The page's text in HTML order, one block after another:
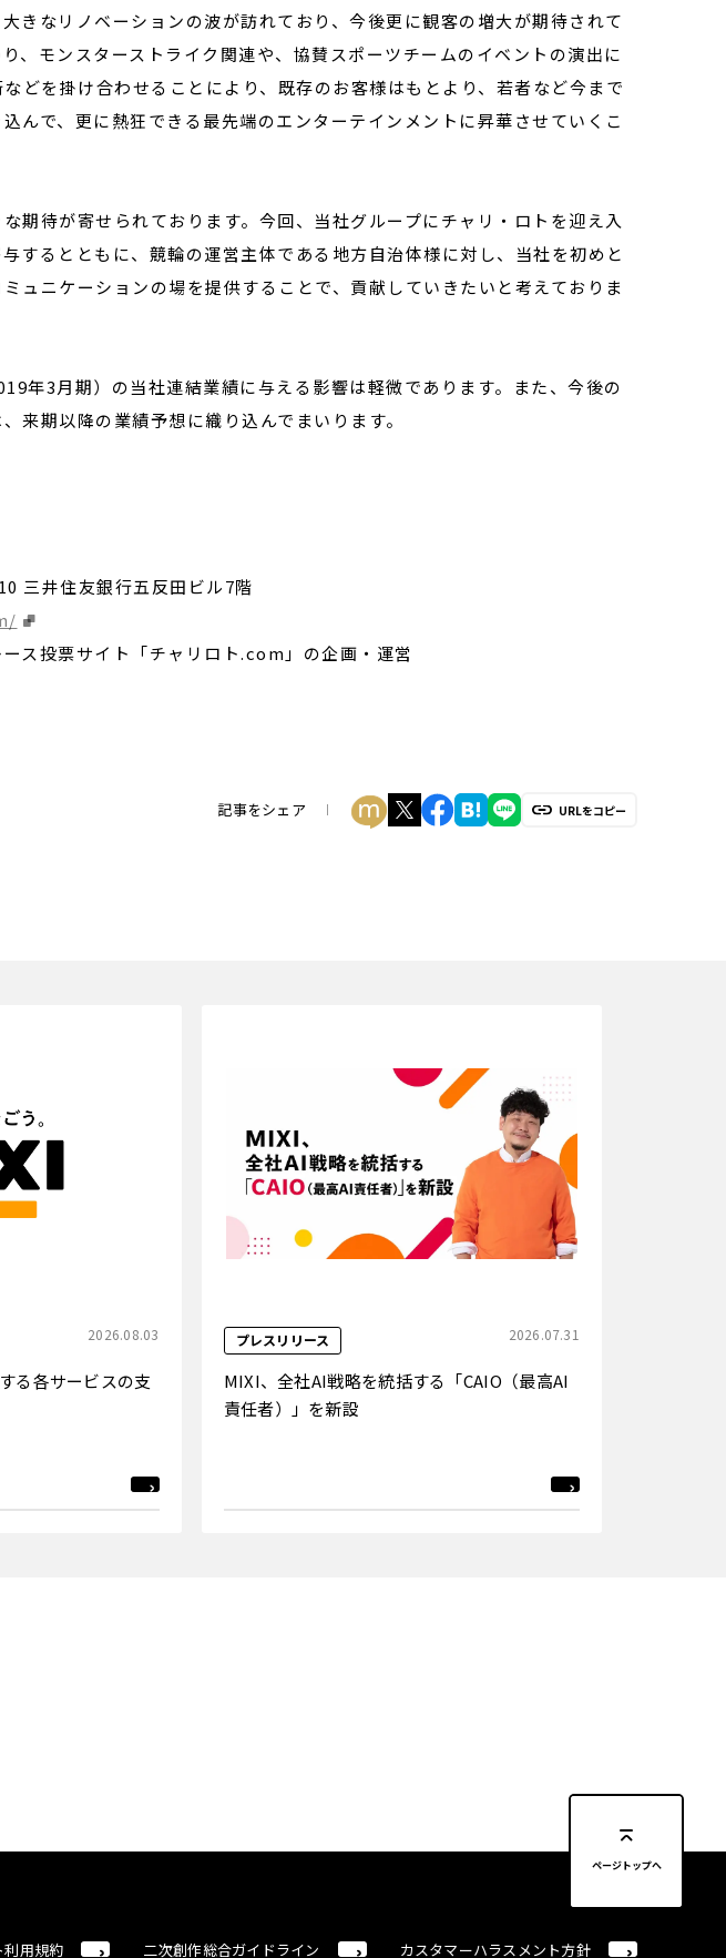
きなリノベーションの波が訪れており、今後更に観客の増大が期待されて
、モンスターストライク関連や、協賛スポーツチームのイベントの演出に
どを掛け合わせることにより、既存のお客様はもとより、若者など今まで
んで、更に熱狂できる最先端のエンターテインメントに昇華させていくこ
期待が寄せられております。今回、当社グループにチャリ・ロトを迎え入
するとともに、競輪の運営主体である地方自治体様に対し、当社を初めと
ュニケーションの場を提供することで、貢献していきたいと考えておりま
年3月期）の当社連結業績に与える影響は軽微であります。また、今後の
来期以降の業績予想に織り込んでまいります。
三井住友銀行五反田ビル7階
ス投票サイト「チャリロト.com」の企画・運営
記事をシェア URLをコピー
2026.08.03
る各サービスの支
プレスリリース 2026.07.31
MIXI、全社AI戦略を統括する「CAIO（最高AI
責任者）」を新設
ページトップへ
利用規約 二次創作総合ガイドライン カスタマーハラスメント方針